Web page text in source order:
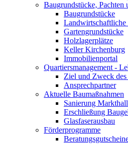
Baugrundstücke, Pachten
Baugrundstücke
Landwirtschaftliche
Gartengrundstücke
Holzlagerplätze
Keller Kirchenburg
Immobilienportal
Quartiersmanagement -
Ziel und Zweck des
Ansprechpartner
Aktuelle Baumaßnahmen
Sanierung
Erschließung
Glasfaserausbau
Förderprogramme